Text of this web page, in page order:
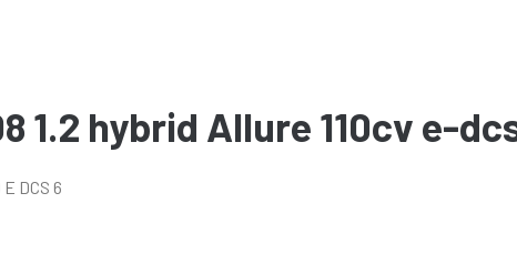
1.2 hybrid Allure 110cv e-
DCS 6